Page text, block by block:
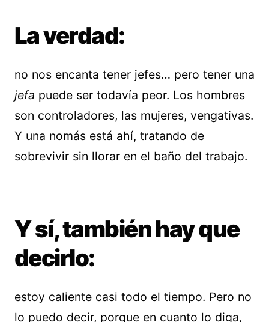
La verdad:
no nos encanta tener jefes… pero tener una
jefa puede ser todavía peor. Los hombres
son controladores, las mujeres, vengativas.
Y una nomás está ahí, tratando de
sobrevivir sin llorar en el baño del trabajo.
Y sí, también hay que
decirlo:
estoy caliente casi todo el tiempo. Pero no
lo puedo decir, porque en cuanto lo diga,